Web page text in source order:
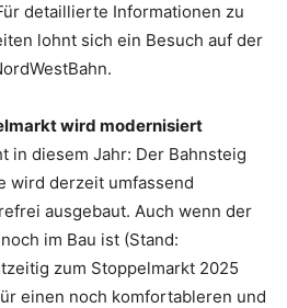
detaillierte Informationen zu
lohnt sich ein Besuch auf der
wird modernisiert
in diesem Jahr: Der Bahnsteig
wird derzeit umfassend
ausgebaut. Auch wenn der
im Bau ist (Stand:
zum Stoppelmarkt 2025
einen noch komfortableren und